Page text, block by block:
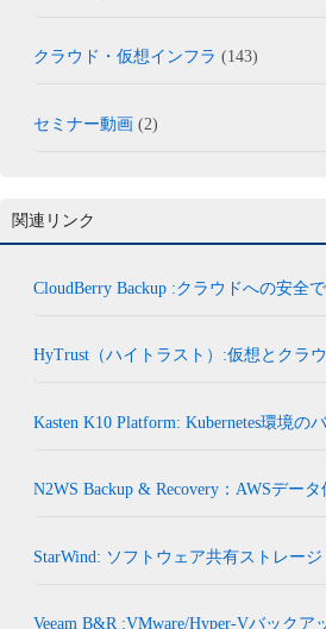
クラウド・仮想インフラ (143)
セミナー動画 (2)
関連リンク
CloudBerry Backup :クラウドへの安全
HyTrust（ハイトラスト）:仮想とクラ
Kasten K10 Platform: Kubernetes環境の
N2WS Backup & Recovery：AWSデー
StarWind: ソフトウェア共有ストレージ
Veeam B&R :VMware/Hyper-Vバック